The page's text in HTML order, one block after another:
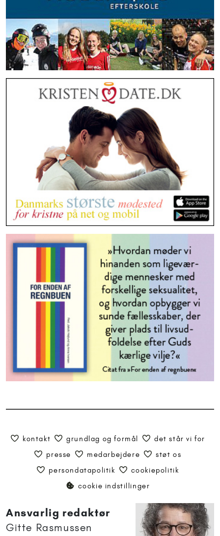
kontakt grundlag og formål
det står vi for
presse
medarbejdere
støt os
persondatapolitik
cookiepolitik
cookie indstillinger
Ansvarlig redaktør
Gitte Rasmussen